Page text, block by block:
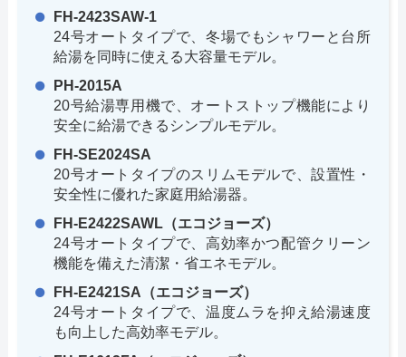
FH-2423SAW-1
24号オートタイプで、冬場でもシャワーと台所
給湯を同時に使える大容量モデル。
PH-2015A
20号給湯専用機で、オートストップ機能により
安全に給湯できるシンプルモデル。
FH-SE2024SA
20号オートタイプのスリムモデルで、設置性・
安全性に優れた家庭用給湯器。
FH-E2422SAWL（エコジョーズ）
24号オートタイプで、高効率かつ配管クリーン
機能を備えた清潔・省エネモデル。
FH-E2421SA（エコジョーズ）
24号オートタイプで、温度ムラを抑え給湯速度
も向上した高効率モデル。